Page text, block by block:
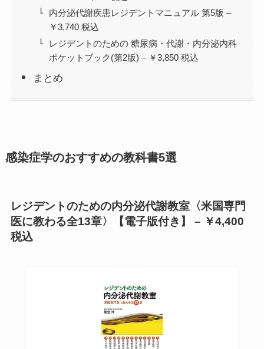
内分泌代謝疾患レジデントマニュアル 第5版 –
￥3,740 税込
レジデントのための 糖尿病・代謝・内分泌内科
ポケットブック(第2版) – ￥3,850 税込
まとめ
感染症学のおすすめの教科書5選
レジデントのための内分泌代謝教室〈米国専門
医に教わる全13章〉【電子版付き】 – ￥4,400
税込